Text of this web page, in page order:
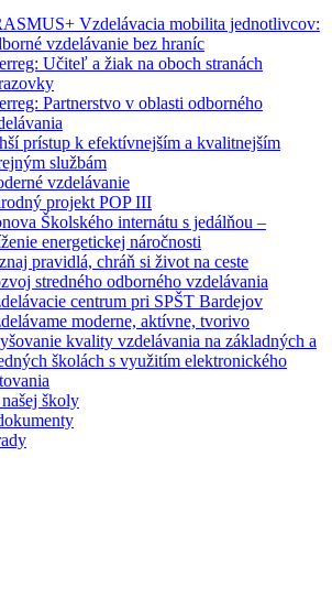
Vzdelávacia mobilita jednotlivcov:
vzdelávanie bez hraníc
Učiteľ a žiak na oboch stranách
Partnerstvo v oblasti odborného
prístup k efektívnejším a kvalitnejším
službám
vzdelávanie
projekt POP III
Školského internátu s jedálňou –
energetickej náročnosti
pravidlá, chráň si život na ceste
stredného odborného vzdelávania
centrum pri SPŠT Bardejov
moderne, aktívne, tvorivo
kvality vzdelávania na základných a
školách s využitím elektronického
školy